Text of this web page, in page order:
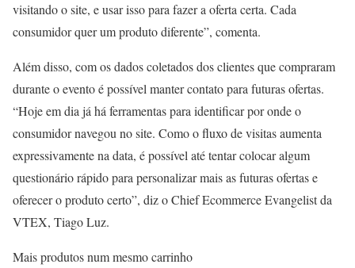
visitando o site, e usar isso para fazer a oferta certa. Cada
consumidor quer um produto diferente”, comenta.
Além disso, com os dados coletados dos clientes que compraram
durante o evento é possível manter contato para futuras ofertas.
“Hoje em dia já há ferramentas para identificar por onde o
consumidor navegou no site. Como o fluxo de visitas aumenta
expressivamente na data, é possível até tentar colocar algum
questionário rápido para personalizar mais as futuras ofertas e
oferecer o produto certo”, diz o Chief Ecommerce Evangelist da
VTEX, Tiago Luz.
Mais produtos num mesmo carrinho